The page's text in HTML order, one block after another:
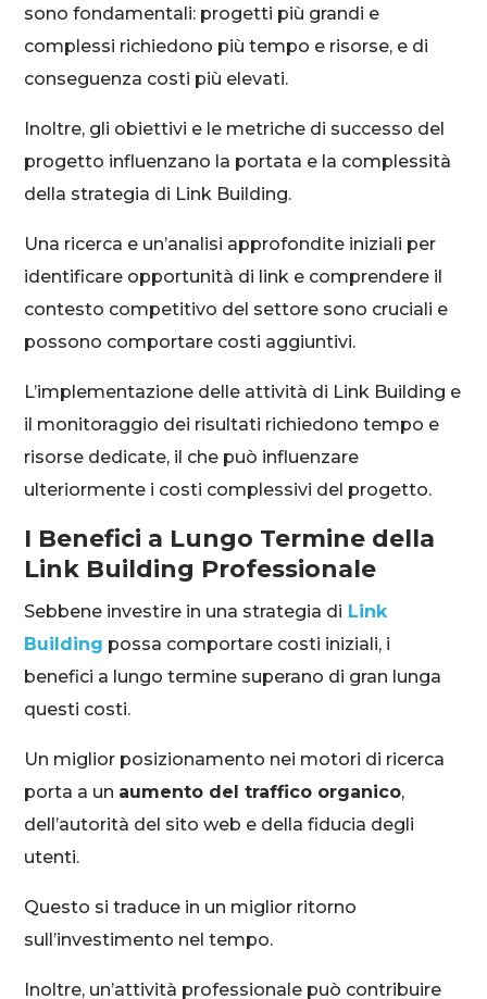
sono fondamentali: progetti più grandi e
complessi richiedono più tempo e risorse, e di
conseguenza costi più elevati.
Inoltre, gli obiettivi e le metriche di successo del
progetto influenzano la portata e la complessità
della strategia di Link Building.
Una ricerca e un’analisi approfondite iniziali per
identificare opportunità di link e comprendere il
contesto competitivo del settore sono cruciali e
possono comportare costi aggiuntivi.
L’implementazione delle attività di Link Building e
il monitoraggio dei risultati richiedono tempo e
risorse dedicate, il che può influenzare
ulteriormente i costi complessivi del progetto.
I Benefici a Lungo Termine della
Link Building Professionale
Sebbene investire in una strategia di Link
Building possa comportare costi iniziali, i
benefici a lungo termine superano di gran lunga
questi costi.
Un miglior posizionamento nei motori di ricerca
porta a un aumento del traffico organico,
dell’autorità del sito web e della fiducia degli
utenti.
Questo si traduce in un miglior ritorno
sull’investimento nel tempo.
Inoltre, un’attività professionale può contribuire